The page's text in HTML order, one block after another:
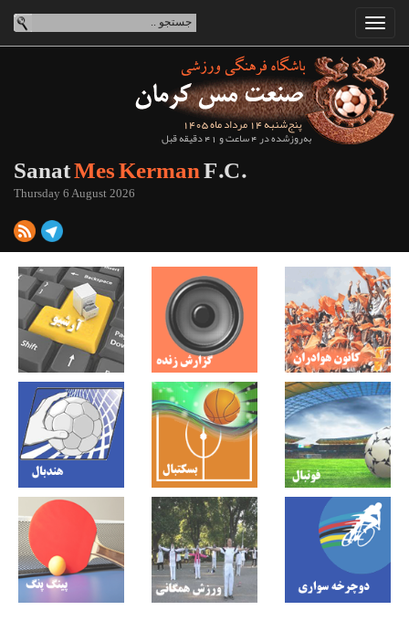
پنج‌شنبه 14 مرداد ماه 1405
به‌روزشده در 4 ساعت و 41 دقیقه قبل
SanatMes KermanF.C.
Thursday 6 August 2026